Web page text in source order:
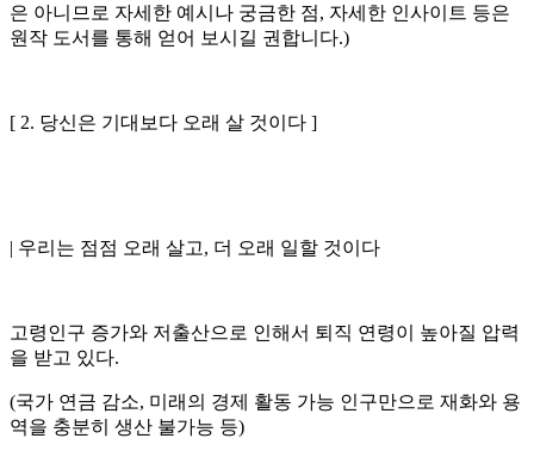
은 아니므로 자세한 예시나 궁금한 점, 자세한 인사이트 등은
원작 도서를 통해 얻어 보시길 권합니다.)
[ 2. 당신은 기대보다 오래 살 것이다 ]
| 우리는 점점 오래 살고, 더 오래 일할 것이다
고령인구 증가와 저출산으로 인해서 퇴직 연령이 높아질 압력
을 받고 있다.
(국가 연금 감소, 미래의 경제 활동 가능 인구만으로 재화와 용
역을 충분히 생산 불가능 등)